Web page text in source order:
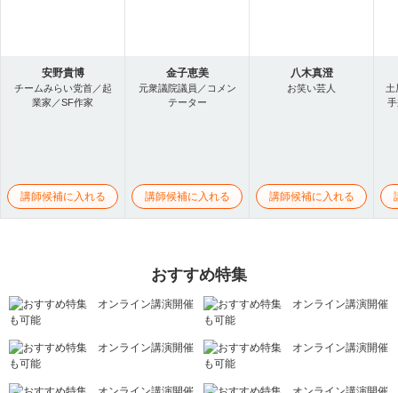
安野貴博
チームみらい党首／起
業家／SF作家
講師候補に入れる
金子恵美
元衆議院議員／コメン
テーター
講師候補に入れる
八木真澄
お笑い芸人
講師候補に入れる
土
おすすめ特集